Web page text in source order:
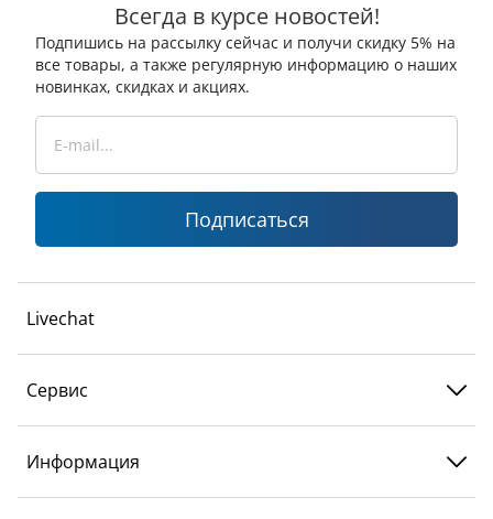
Всегда в курсе новостей!
Подпишись на рассылку сейчас и получи скидку 5% на
все товары, а также регулярную информацию о наших
новинках, скидках и акциях.
Подписаться
Livechat
Сервис
Информация